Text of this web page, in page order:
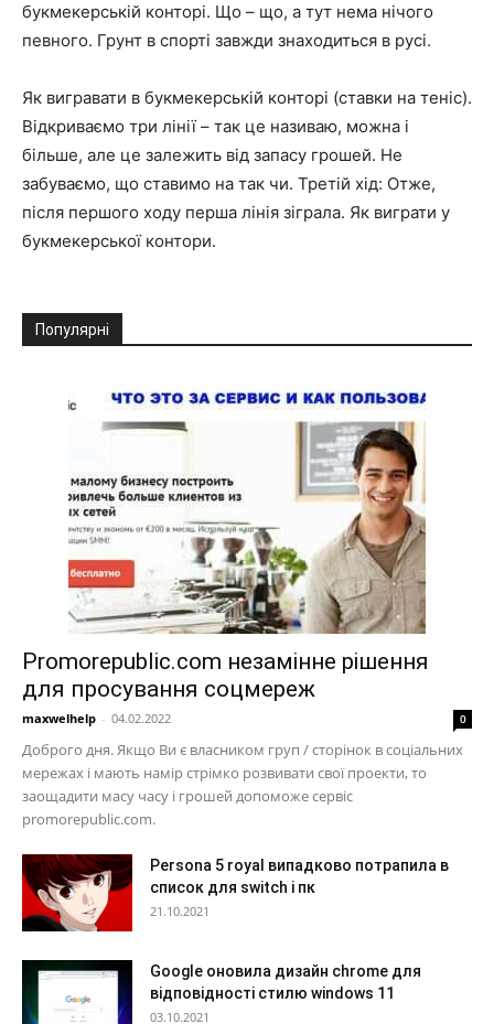
букмекерській конторі. Що – що, а тут нема нічого
певного. Грунт в спорті завжди знаходиться в русі.
Як вигравати в букмекерській конторі (ставки на теніс).
Відкриваємо три лінії – так це називаю, можна і
більше, але це залежить від запасу грошей. Не
забуваємо, що ставимо на так чи. Третій хід: Отже,
після першого ходу перша лінія зіграла. Як виграти у
букмекерської контори.
Популярні
Promorepublic.com незамінне рішення
для просування соцмереж
maxwelhelp - 04.02.2022 0
Доброго дня. Якщо Ви є власником груп / сторінок в соціальних
мережах і мають намір стрімко розвивати свої проекти, то
заощадити масу часу і грошей допоможе сервіс
promorepublic.com.
Persona 5 royal випадково потрапила в
список для switch і пк
21.10.2021
Google оновила дизайн chrome для
відповідності стилю windows 11
03.10.2021